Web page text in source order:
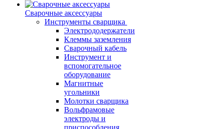
Сварочные аксессуары
Инструменты сварщика
Электрододержатели
Клеммы заземления
Сварочный кабель
Инструмент и
вспомогательное
оборудование
Магнитные
угольники
Молотки сварщика
Вольфрамовые
электроды и
приспособления